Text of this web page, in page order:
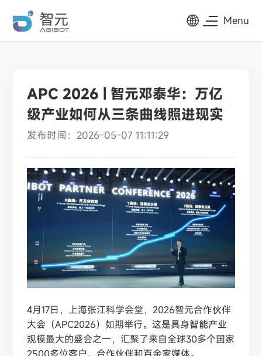
Menu
APC 2026 | 智元邓泰华：万亿
级产业如何从三条曲线照进现实
发布时间：2026-05-07 11:11:29
4月17日，上海张江科学会堂，2026智元合作伙伴
大会（APC2026）如期举行。这是具身智能产业
规模最大的盛会之一，汇聚了来自全球30多个国家